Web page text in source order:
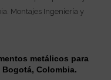
metálicos para
Colombia.